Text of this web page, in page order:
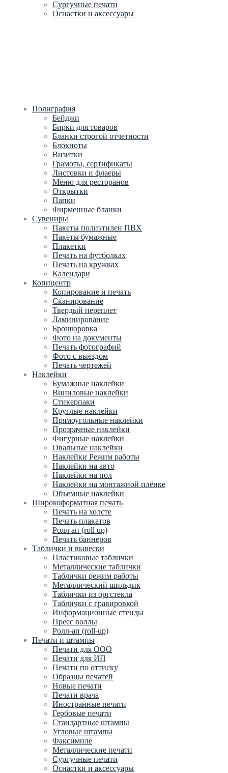
Сургучные печати
Оснастки и аксессуары
Полиграфия
Бейджи
Бирки для товаров
Бланки строгой отчетности
Блокноты
Визитки
Грамоты, сертификаты
Листовки и флаеры
Меню для ресторанов
Открытки
Папки
Фирменные бланки
Сувениры
Пакеты полиэтилен ПВХ
Пакеты бумажные
Плакетки
Печать на футболках
Печать на кружках
Календари
Копицентр
Копирование и печать
Сканирование
Твердый переплет
Ламинирование
Брошюровка
Фото на документы
Печать фотографий
Фото с выездом
Печать чертежей
Наклейки
Бумажные наклейки
Виниловые наклейки
Стикерпаки
Круглые наклейки
Прямоугольные наклейки
Прозрачные наклейки
Фигурные наклейки
Овальные наклейки
Наклейки Режим работы
Наклейки на авто
Наклейки на пол
Наклейки на монтажной плёнке
Объемные наклейки
Широкоформатная печать
Печать на холсте
Печать плакатов
Ролл ап (roll up)
Печать баннеров
Таблички и вывески
Пластиковые таблички
Металлические таблички
Таблички режим работы
Металлический шильдик
Таблички из оргстекла
Таблички с гравировкой
Информационные стенды
Пресс воллы
Ролл-ап (roll-up)
Печати и штампы
Печати для ООО
Печати для ИП
Печати по оттиску
Образцы печатей
Новые печати
Печати врача
Иностранные печати
Гербовые печати
Стандартные штампы
Угловые штампы
Факсимиле
Металлические печати
Сургучные печати
Оснастки и аксессуары